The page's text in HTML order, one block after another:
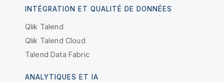
INTÉGRATION ET QUALITÉ DE DONNÉES
Qlik Talend
Qlik Talend Cloud
Talend Data Fabric
ANALYTIQUES ET IA